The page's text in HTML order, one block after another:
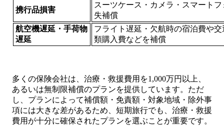
携行品損害
スーツケース・カメラ・スマート
失補償
航空機遅延・手荷物
遅延
フライト遅延・欠航時の宿泊費や
類購入費などを補償
多くの保険会社は、治療・救援費用を1,000万円以上、
あるいは無制限補償のプランを提供しています。ただ
し、プランによって補償額・免責額・対象地域・除外事
項には大きな差があるため、短期旅行でも、治療・救援
費用が十分に確保されたプランを選ぶことが重要です。